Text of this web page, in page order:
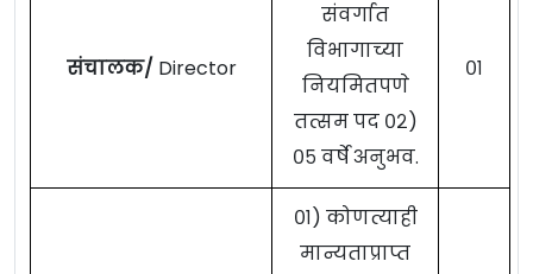
संचालक/ Director
संवर्गात
विभागाच्या
नियमितपणे
तत्सम पद ०२)
०५ वर्षे अनुभव.
०१
०१) कोणत्याही
मान्यताप्राप्त